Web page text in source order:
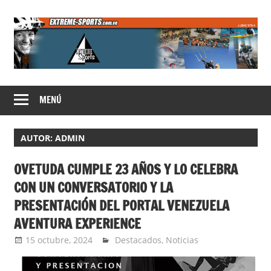
contenido
Extreme
Sports
MENÚ
AUTOR: ADMIN
OVETUDA CUMPLE 23 AÑOS Y LO CELEBRA
CON UN CONVERSATORIO Y LA
PRESENTACIÓN DEL PORTAL VENEZUELA
AVENTURA EXPERIENCE
15 octubre, 2024 admin
Destacados, Noticias